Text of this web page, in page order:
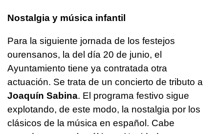
Nostalgia y música infantil
Para la siguiente jornada de los festejos
ourensanos, la del día 20 de junio, el
Ayuntamiento tiene ya contratada otra
actuación. Se trata de un concierto de tributo a
Joaquín Sabina. El programa festivo sigue
explotando, de este modo, la nostalgia por los
clásicos de la música en español. Cabe